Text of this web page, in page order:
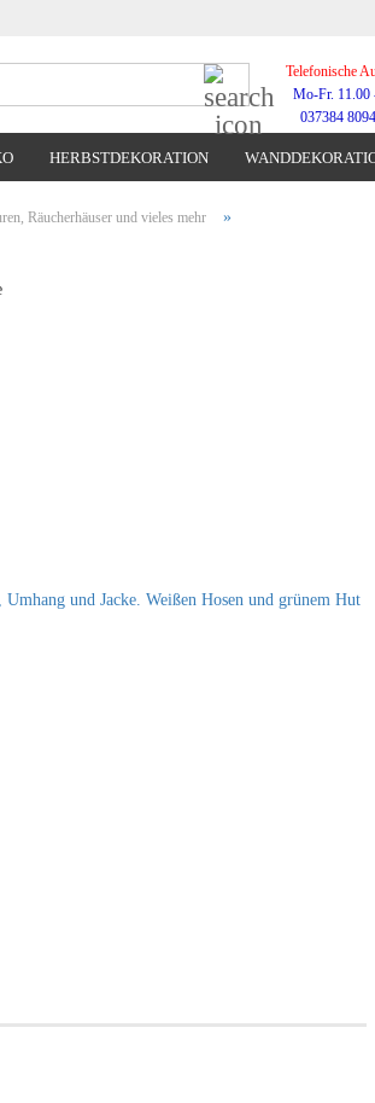
Suche...Telefonische
Mo-Fr. 11.00
037384
HERBSTDEKORATION
Räucherhäuser und vieles mehr »